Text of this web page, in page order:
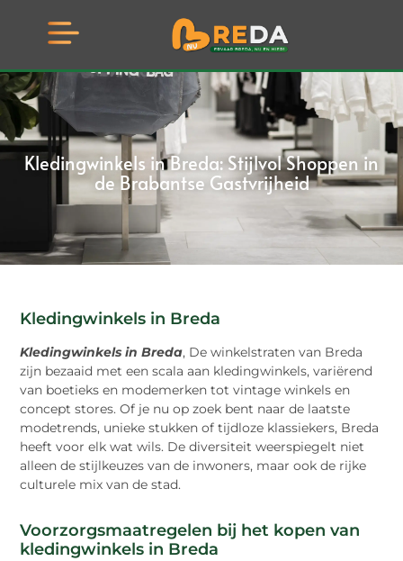
Kledingwinkels in Breda: Stijlvol Shoppen in
de Brabantse Gastvrijheid
Kledingwinkels in Breda
Kledingwinkels in Breda, De winkelstraten van Breda
zijn bezaaid met een scala aan kledingwinkels, variërend
van boetieks en modemerken tot vintage winkels en
concept stores. Of je nu op zoek bent naar de laatste
modetrends, unieke stukken of tijdloze klassiekers, Breda
heeft voor elk wat wils. De diversiteit weerspiegelt niet
alleen de stijlkeuzes van de inwoners, maar ook de rijke
culturele mix van de stad.
Voorzorgsmaatregelen bij het kopen van
kledingwinkels in Breda